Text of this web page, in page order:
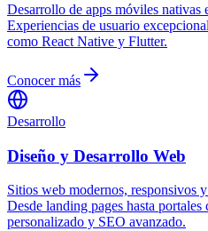
Desarrollo de apps móviles
Experiencias de usuario
como React Native y Flutter.
Conocer más
Desarrollo
Diseño y Desarrollo Web
Sitios web modernos, responsivos
Desde landing pages hasta
personalizado y SEO avanzado.